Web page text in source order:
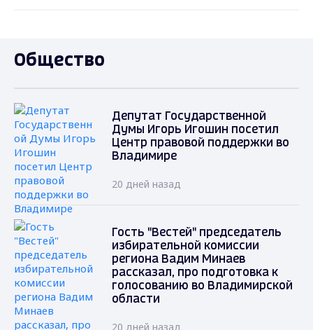
Общество
Депутат Государственной
Думы Игорь Игошин посетил
Центр правовой поддержки во
Владимире
20 дней назад
Гость "Вестей" председатель
избирательной комиссии
региона Вадим Минаев
рассказал, про подготовка к
голосованию во Владимирской
области
20 дней назад